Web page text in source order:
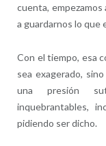
cuenta, empezamos
a guardarnos lo que
Con el tiempo, esa
sea exagerado,
una presión
inquebrantables,
pidiendo ser dicho.